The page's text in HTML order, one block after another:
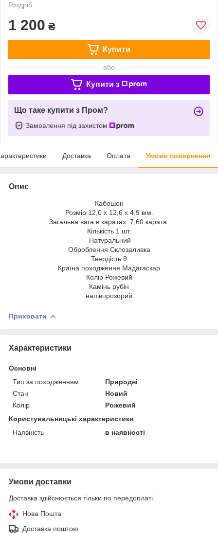
Роздріб
1 200 ₴
Купити
або
Купити з
Що таке купити з Пром?
Замовлення під захистом
Доставка Оплата Умови повернення
Опис
Кабошон
Розмір 12,0 х 12,6 х 4,9 мм.
Загальна вага в каратах 7,60 карата.
Кількість 1 шт.
Натуральний
Оброблення Склозаливка
Твердість 9
Країна походження Мадагаскар
Колір Рожевий
Камінь рубін
напівпрозорий
Приховати
Характеристики
Основні
Тип за походженням
Природні
Стан
Новий
Колір
Рожевий
Користувальницькі характеристики
Наявність
в наявності
Умови доставки
Доставка здійснюється тільки по передоплаті.
Нова Пошта
Доставка поштою